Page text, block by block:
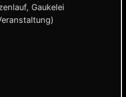
Gaukelei